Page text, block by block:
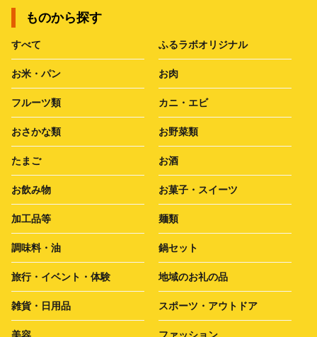
ものから探す
すべて ふるラボオリジナル
お米・パン お肉
フルーツ類 カニ・エビ
おさかな類 お野菜類
たまご お酒
お飲み物 お菓子・スイーツ
加工品等 麺類
調味料・油 鍋セット
旅行・イベント・体験 地域のお礼の品
雑貨・日用品 スポーツ・アウトドア